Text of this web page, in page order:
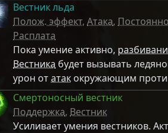
Вестник льда
Полож. эффект, Атака,
Расплата
Пока умение активно,
Вестника будет вызывать
урон отатак окружающим
Смертоносный вестник
Поддержка, Вестник
Усиливает умения вестников.